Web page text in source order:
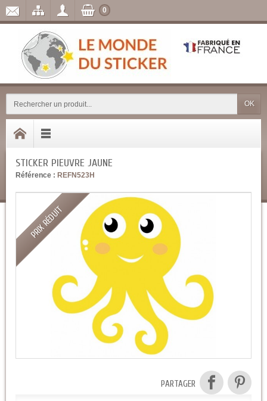
OK
0
STICKER PIEUVRE JAUNE
Référence : REFN523H
PRIX RÉDUIT
PARTAGER